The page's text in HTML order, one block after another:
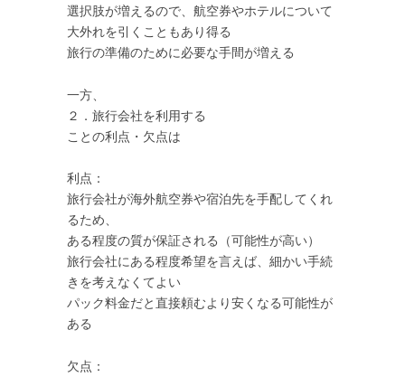
選択肢が増えるので、航空券やホテルについて
大外れを引くこともあり得る
旅行の準備のために必要な手間が増える
一方、
２．旅行会社を利用する
ことの利点・欠点は
利点：
旅行会社が海外航空券や宿泊先を手配してくれ
るため、
ある程度の質が保証される（可能性が高い）
旅行会社にある程度希望を言えば、細かい手続
きを考えなくてよい
パック料金だと直接頼むより安くなる可能性が
ある
欠点：